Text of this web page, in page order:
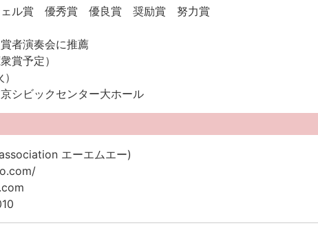
ェル賞 優秀賞 優良賞 奨励賞 努力賞
者演奏会に推薦
賞予定）
シビックセンター大ホール
エーエムエー)